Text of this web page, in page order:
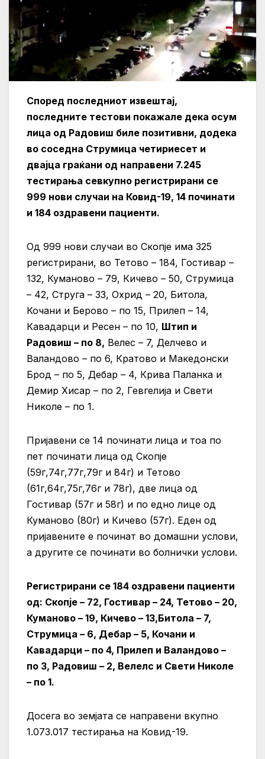
Според последниот извештај,
последните тестови покажале дека осум
лица од Радовиш биле позитивни, додека
во соседна Струмица четириесет и
двајца граќани од направени 7.245
тестирањa севкупно регистрирани се
999 нови случаи на Ковид-19, 14 починати
и 184 оздравени пациенти.
Од 999 нови случаи во Скопје има 325
регистрирани, во Тетово – 184, Гостивар –
132, Куманово – 79, Кичево – 50, Струмица
– 42, Струга – 33, Охрид – 20, Битола,
Кочани и Берово – по 15, Прилеп – 14,
Кавадарци и Ресен – по 10, Штип и
Радовиш – по 8, Велес – 7, Делчево и
Валандово – по 6, Кратово и Македонски
Брод – по 5, Дебар – 4, Крива Паланка и
Демир Хисар – по 2, Гевгелија и Свети
Николе – по 1.
Пријавени се 14 починати лица и тоа по
пет починати лица од Скопје
(59г,74г,77г,79г и 84г) и Тетово
(61г,64г,75г,76г и 78г), две лица од
Гостивар (57г и 58г) и по едно лице од
Куманово (80г) и Кичево (57г). Еден од
пријавените е починат во домашни услови,
а другите се починати во болнички услови.
Регистрирани сe 184 оздравени пациенти
од: Скопје – 72, Гостивар – 24, Тетово – 20,
Куманово – 19, Кичево – 13,Битола – 7,
Струмица – 6, Дебар – 5, Кочани и
Кавадарци – по 4, Прилеп и Валандово –
по 3, Радовиш – 2, Велелс и Свети Николе
– по 1.
Досега во земјата се направени вкупно
1.073.017 тестирања на Ковид-19.